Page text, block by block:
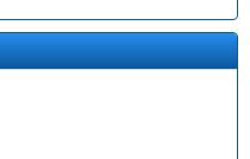
2025 của Quốc hội về
tạo đột phá trong xây dựng